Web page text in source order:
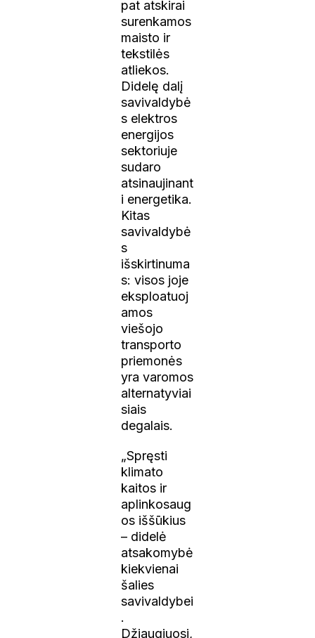
pat atskirai
surenkamos
maisto ir
tekstilės
atliekos.
Didelę dalį
savivaldybė
s elektros
energijos
sektoriuje
sudaro
atsinaujinant
i energetika.
Kitas
savivaldybė
s
išskirtinuma
s: visos joje
eksploatuoj
amos
viešojo
transporto
priemonės
yra varomos
alternatyviai
siais
degalais.
„Spręsti
klimato
kaitos ir
aplinkosaug
os iššūkius
– didelė
atsakomybė
kiekvienai
šalies
savivaldybei
.
Džiaugiuosi,